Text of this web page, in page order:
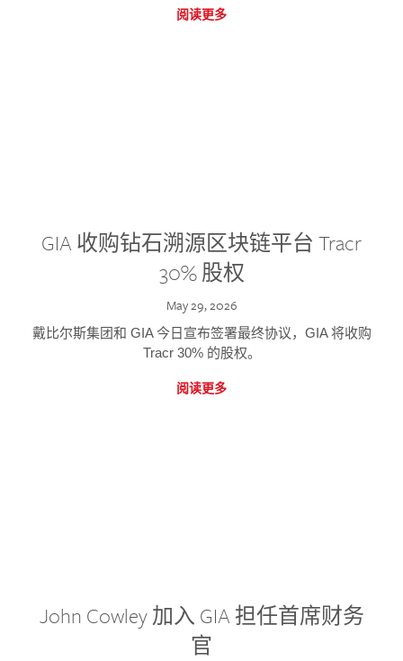
阅读更多
GIA 收购钻石溯源区块链平台 Tracr
30% 股权
May 29, 2026
戴比尔斯集团和 GIA 今日宣布签署最终协议，GIA 将收购
Tracr 30% 的股权。
阅读更多
John Cowley 加入 GIA 担任首席财务
官